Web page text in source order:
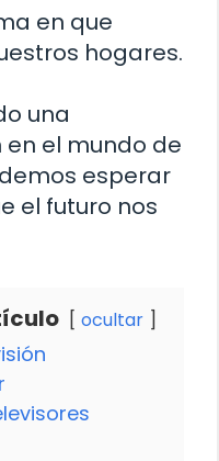
en que
hogares.
una
el mundo de
esperar
el futuro nos
ocultar